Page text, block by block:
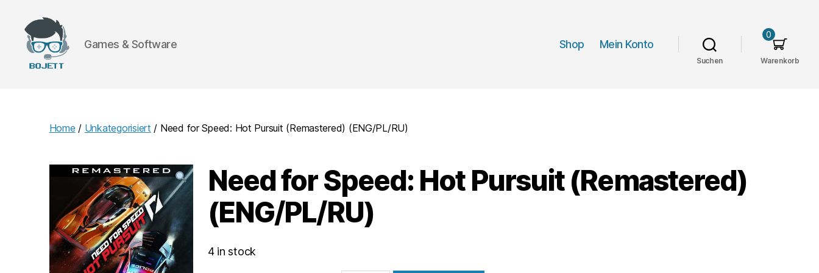
Games & Software Shop Mein Konto
Suchen Warenkorb
0
Home / Unkategorisiert / Need for Speed: Hot Pursuit (Remastered) (ENG/PL/RU)
Need for Speed: Hot Pursuit (Remastered)
(ENG/PL/RU)
4 in stock